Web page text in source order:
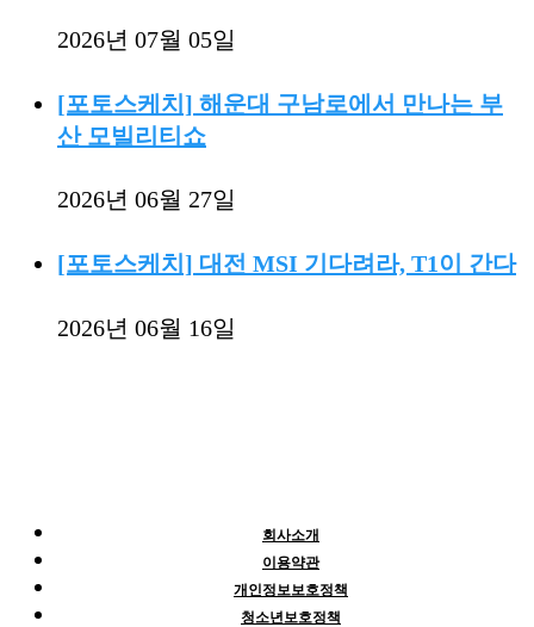
2026년 07월 05일
[포토스케치] 해운대 구남로에서 만나는 부
산 모빌리티쇼
2026년 06월 27일
[포토스케치] 대전 MSI 기다려라, T1이 간다
2026년 06월 16일
회사소개
이용약관
개인정보보호정책
청소년보호정책